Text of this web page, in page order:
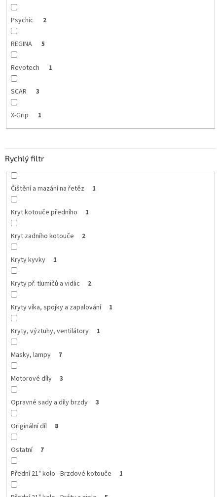
Psychic 2
REGINA 5
Revotech 1
SCAR 3
X-Grip 1
Rychlý filtr
Čištění a mazání na řetěz 1
Kryt kotouče předního 1
Kryt zadního kotouče 2
Kryty kyvky 1
Kryty př. tlumičů a vidlic 2
Kryty víka, spojky a zapalování 1
Kryty, výztuhy, ventilátory 1
Masky, lampy 7
Motorové díly 3
Opravné sady a díly brzdy 3
Originální díl 8
Ostatní 7
Přední 21" kolo - Brzdové kotouče 1